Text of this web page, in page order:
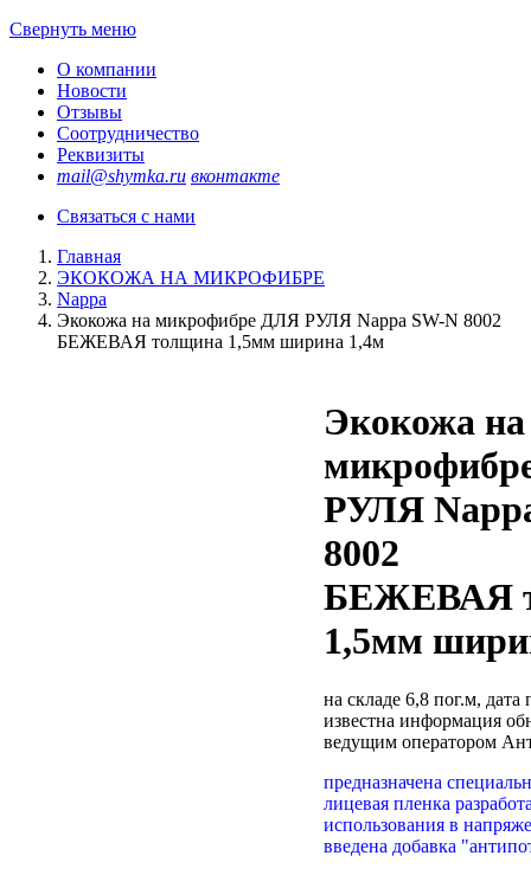
Свернуть меню
О компании
Новости
Отзывы
Соотрудничество
Реквизиты
mail@shymka.ru вконтакте
Связаться с нами
Главная
ЭКОКОЖА НА МИКРОФИБРЕ
Nappa
Экокожа на микрофибре ДЛЯ РУЛЯ Nappa SW-N 8002
БЕЖЕВАЯ толщина 1,5мм ширина 1,4м
Экокожа на
РУЛЯ
8002
БЕЖЕВАЯ
1,5мм
на складе 6,8 пог.м, дата
известна информация
ведущим оператором
предназначена
лицевая пленка
использования в
введена добавка